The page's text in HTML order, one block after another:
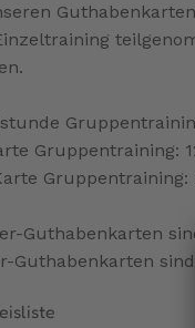
Gruppentraining:
Gruppentraining:
Guthabenkarten
Guthabenkarten